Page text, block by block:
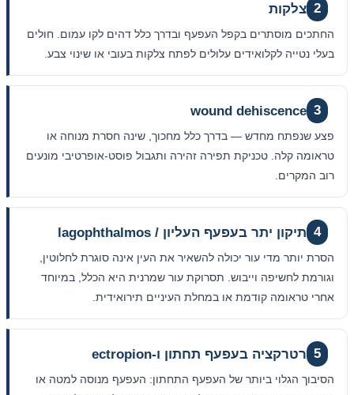
2 צלקות
החתכים מוסתרים בקפל העפעף ובדרך כלל דהים לקו עמום. חולים
בעלי נטייה לקלואידים עלולים לפתח צלקות בעובי או שינוי צבע.
3
wound dehiscence
פצע שנפתח מחדש — בדרך כלל מחכוך, שינה חסרת מנוחה או
טראומה קלה. טכניקת תפירה זהירה ותגבול פוסט-אופרטיבי מונעים
רוב המקרים.
4 תיקון יתר בעפעף העליון / lagophthalmos
הסרת יותר מדי עור יכולה להשאיר את העין אינה סוגרת לחלוטין,
וגורמת לחשיפה וייבוש. תסרוקת עור שמרנית היא הכלל, במיוחד
אחרי טראומה קודמת או במחלת העיניים תירואידית.
5 רטרקציה בעפעף תחתון ו-ectropion
הסיבוך הגלוי ביותר של העפעף התחתון: העפעף מנוסה למטה או